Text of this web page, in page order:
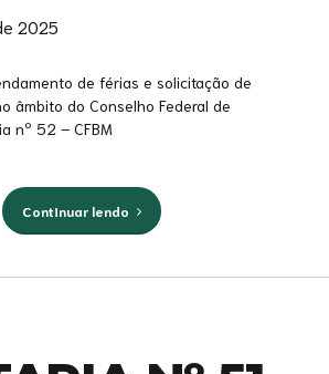
2025
de férias e solicitação de
âmbito do Conselho Federal de
nº 52 – CFBM
Continuar lendo